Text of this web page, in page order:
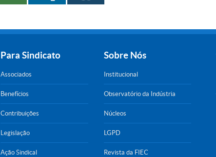
Para Sindicato
Associados
Benefícios
Contribuições
Legislação
Ação Sindical
Sobre Nós
Institucional
Observatório da Indústria
Núcleos
LGPD
Revista da FIEC